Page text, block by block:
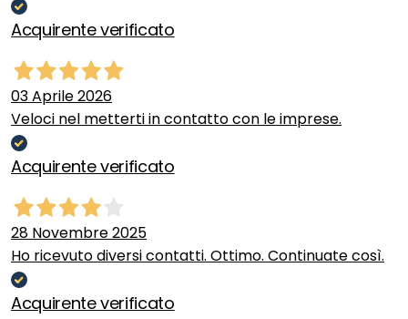
Acquirente verificato
03 Aprile 2026
Veloci nel metterti in contatto con le imprese.
Acquirente verificato
28 Novembre 2025
Ho ricevuto diversi contatti. Ottimo. Continuate così.
Acquirente verificato